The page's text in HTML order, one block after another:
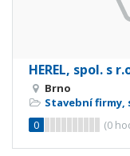
HEREL, spol. s
Brno
Stavební firmy,
0
(0